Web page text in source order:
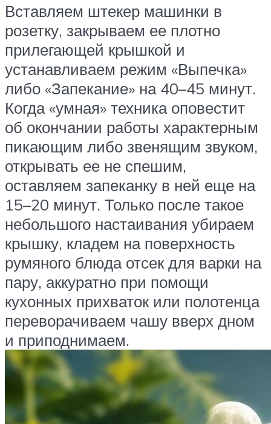
Вставляем штекер машинки в
розетку, закрываем ее плотно
прилегающей крышкой и
устанавливаем режим «Выпечка»
либо «Запекание» на 40–45 минут.
Когда «умная» техника оповестит
об окончании работы характерным
пикающим либо звенящим звуком,
открывать ее не спешим,
оставляем запеканку в ней еще на
15–20 минут. Только после такое
небольшого настаивания убираем
крышку, кладем на поверхность
румяного блюда отсек для варки на
пару, аккуратно при помощи
кухонных прихваток или полотенца
переворачиваем чашу вверх дном
и приподнимаем.